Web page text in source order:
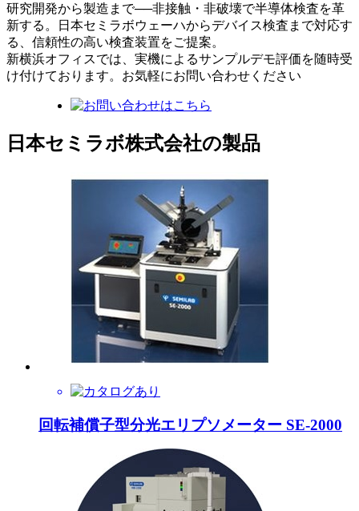
研究開発から製造まで──非接触・非破壊で半導体検査を革
新する。日本セミラボウェーハからデバイス検査まで対応す
る、信頼性の高い検査装置をご提案。
新横浜オフィスでは、実機によるサンプルデモ評価を随時受
け付けております。お気軽にお問い合わせください
日本セミラボ株式会社の製品
回転補償子型分光エリプソメーター SE-2000